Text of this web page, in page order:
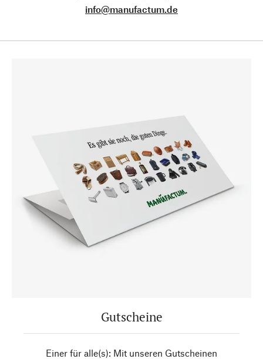
info@manufactum.de
Gutscheine
Einer für alle(s): Mit unseren Gutscheinen